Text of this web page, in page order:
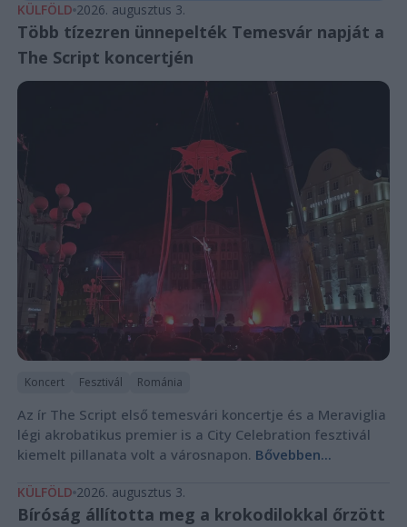
KÜLFÖLD 2026. augusztus 3.
Több tízezren ünnepelték Temesvár napját a
The Script koncertjén
Koncert Fesztivál Románia
Az ír The Script első temesvári koncertje és a Meraviglia
légi akrobatikus premier is a City Celebration fesztivál
kiemelt pillanata volt a városnapon. Bővebben...
KÜLFÖLD 2026. augusztus 3.
Bíróság állította meg a krokodilokkal őrzött